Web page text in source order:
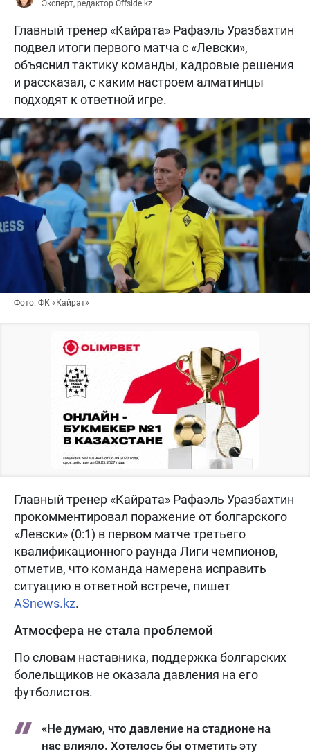
Эксперт, редактор Offside.kz
Главный тренер «Кайрата» Рафаэль Уразбахтин
подвел итоги первого матча с «Левски»,
объяснил тактику команды, кадровые решения
и рассказал, с каким настроем алматинцы
подходят к ответной игре.
Фото: ФК «Кайрат»
Главный тренер «Кайрата» Рафаэль Уразбахтин
прокомментировал поражение от болгарского
«Левски» (0:1) в первом матче третьего
квалификационного раунда Лиги чемпионов,
отметив, что команда намерена исправить
ситуацию в ответной встрече, пишет
ASnews.kz.
Атмосфера не стала проблемой
По словам наставника, поддержка болгарских
болельщиков не оказала давления на его
футболистов.
«Не думаю, что давление на стадионе на
нас влияло. Хотелось бы отметить эту